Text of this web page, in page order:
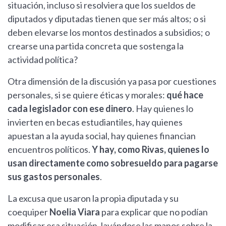
situación, incluso si resolviera que los sueldos de
diputados y diputadas tienen que ser más altos; o si
deben elevarse los montos destinados a subsidios; o
crearse una partida concreta que sostenga la
actividad política?
Otra dimensión de la discusión ya pasa por cuestiones
personales, si se quiere éticas y morales: qué hace
cada legislador con ese dinero. Hay quienes lo
invierten en becas estudiantiles, hay quienes
apuestan a la ayuda social, hay quienes financian
encuentros políticos.Y hay, como Rivas, quienes lo
usan directamente como sobresueldo para pagarse
sus gastos personales.
La excusa que usaron la propia diputada y su
coequiperNoelia Viara para explicar que no podían